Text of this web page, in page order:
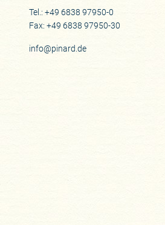
Tel.: +49 6838 97950-0
Fax: +49 6838 97950-30
info@pinard.de